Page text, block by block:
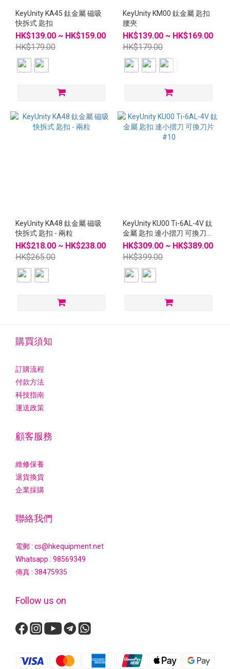
KeyUnity KA45 鈦金屬 磁吸
快拆式 匙扣
HK$139.00 ~ HK$159.00
HK$179.00
KeyUnity KM00 鈦金屬 匙扣
腰夾
HK$139.00 ~ HK$169.00
HK$179.00
KeyUnity KA48 鈦金屬 磁吸
快拆式 匙扣 - 兩粒
HK$218.00 ~ HK$238.00
HK$265.00
KeyUnity KU00 Ti-6AL-4V 鈦
金屬 匙扣 連小摺刀 可換刀片
#10
HK$309.00 ~ HK$389.00
HK$399.00
購買須知
訂購流程
付款方法
科技指南
運送政策
顧客服務
維修保養
退貨換貨
企業採購
聯絡我們
電郵 : cs@hkequipment.net
Whatsapp : 98569349
傳真 : 38475935
Follow us on